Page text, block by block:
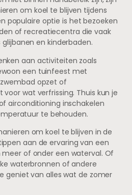
om koel te blijven tijdens
populaire optie is het bezoeken
of recreatiecentra die vaak
en kinderbaden.
aan activiteiten zoals
een tuinfeest met
opzet of
wat verfrissing. Thuis kun je
airconditioning inschakelen
te behouden.
om koel te blijven in de
aan de ervaring van een
of onder een waterval. Of
waterbronnen of andere
geniet van alles wat de zomer